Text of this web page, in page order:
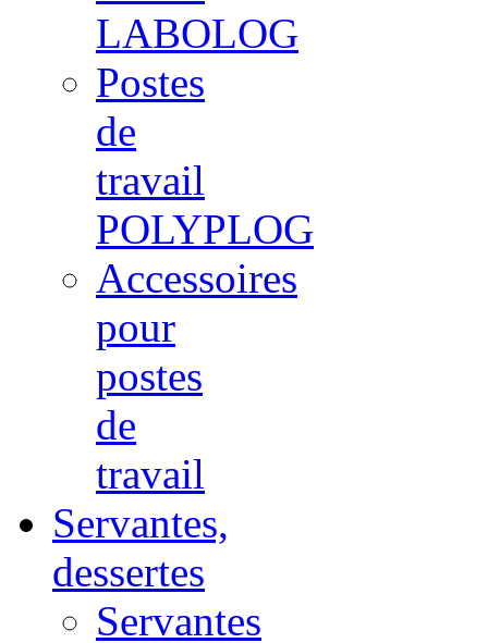
LABOLOG
Postes
de
travail
POLYPLOG
Accessoires
pour
postes
de
travail
Servantes,
dessertes
Servantes